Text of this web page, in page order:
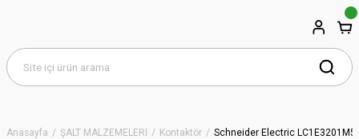
Anasayfa ŞALT MALZEMELERİ Kontaktör Schneider Electric